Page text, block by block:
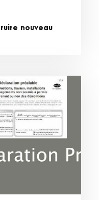
nouveau